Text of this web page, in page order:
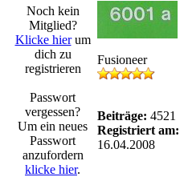
Noch kein
Mitglied?
Klicke hierum
dich zu
registrieren
Passwort
vergessen?
Um ein neues
Passwort
anzufordern
klicke hier.
Fusioneer
Beiträge: 4521
Registriert am:
16.04.2008